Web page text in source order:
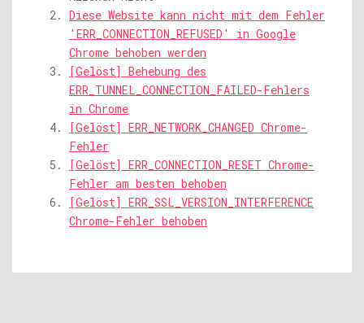
Diese Website kann nicht mit dem Fehler
'ERR_CONNECTION_REFUSED' in Google
Chrome behoben werden
[Gelöst] Behebung des
ERR_TUNNEL_CONNECTION_FAILED-Fehlers
in Chrome
[Gelöst] ERR_NETWORK_CHANGED Chrome-
Fehler
[Gelöst] ERR_CONNECTION_RESET Chrome-
Fehler am besten behoben
[Gelöst] ERR_SSL_VERSION_INTERFERENCE
Chrome-Fehler behoben